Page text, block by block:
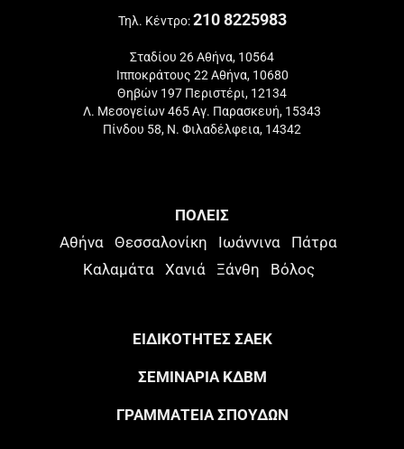
Τηλ. Κέντρο:210 8225983
Σταδίου 26 Αθήνα, 10564
Ιπποκράτους 22 Αθήνα, 10680
Θηβών 197 Περιστέρι, 12134
Λ. Μεσογείων 465 Αγ. Παρασκευή, 15343
Πίνδου 58, Ν. Φιλαδέλφεια, 14342
ΠΟΛΕΙΣ
Αθήνα Θεσσαλονίκη Ιωάννινα
Πάτρα
Καλαμάτα
Χανιά Ξάνθη Βόλος
ΕΙΔΙΚΟΤΗΤΕΣ ΣΑΕΚ
ΣΕΜΙΝΑΡΙΑ ΚΔΒΜ
ΓΡΑΜΜΑΤΕΙΑ ΣΠΟΥΔΩΝ